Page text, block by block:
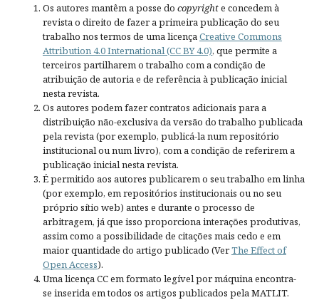
Os autores mantêm a posse do copyrighte concedem à
revista o direito de fazer a primeira publicação do seu
trabalho nos termos de uma licença Creative Commons
Attribution 4.0 International (CC BY 4.0), que permite a
terceiros partilharem o trabalho com a condição de
atribuição de autoria e de referência à publicação inicial
nesta revista.
Os autores podem fazer contratos adicionais para a
distribuição não-exclusiva da versão do trabalho publicada
pela revista (por exemplo, publicá-la num repositório
institucional ou num livro), com a condição de referirem a
publicação inicial nesta revista.
É permitido aos autores publicarem o seu trabalho em linha
(por exemplo, em repositórios institucionais ou no seu
próprio sítio web) antes e durante o processo de
arbitragem, já que isso proporciona interações produtivas,
assim como a possibilidade de citações mais cedo e em
maior quantidade do artigo publicado (VerThe Effect of
Open Access).
Uma licença CC em formato legível por máquina encontra-
se inserida em todos os artigos publicados pela MATLIT.